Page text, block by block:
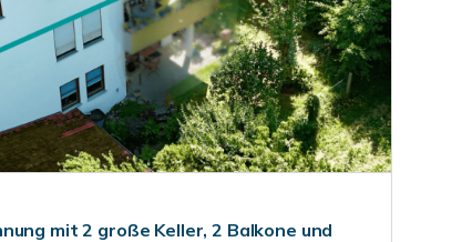
mit 2 große Keller, 2 Balkone und